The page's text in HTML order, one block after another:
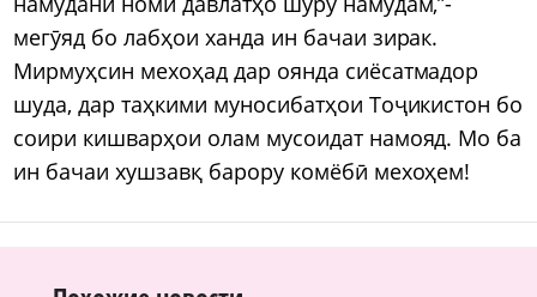
мегӯяд бо лабҳои ханда ин бачаи зирак.
Мирмуҳсин мехоҳад дар оянда сиёсатмадор
шуда, дар таҳкими муносибатҳои Тоҷикистон бо
соири кишварҳои олам мусоидат намояд. Мо ба
ин бачаи хушзавқ барору комёбӣ мехоҳем!